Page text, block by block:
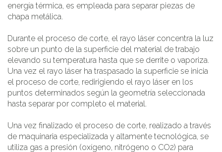
energía térmica, es empleada para separar piezas de
chapa metálica.
Durante el proceso de corte, el rayo láser concentra la luz
sobre un punto de la superficie del material de trabajo
elevando su temperatura hasta que se derrite o vaporiza.
Una vez el rayo láser ha traspasado la superficie se inicia
el proceso de corte, redirigiendo el rayo láser en los
puntos determinados según la geometría seleccionada
hasta separar por completo el material.
Una vez finalizado el proceso de corte, realizado a través
de maquinaria especializada y altamente tecnológica, se
utiliza gas a presión (oxígeno, nitrógeno o CO2) para